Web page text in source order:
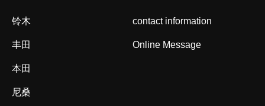
铃木
丰田
本田
尼桑
contact information
Online Message